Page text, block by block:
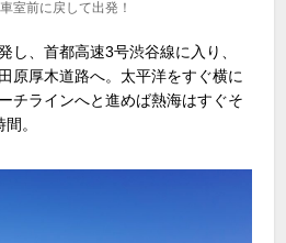
室前に戻して出発！
し、首都高速3号渋谷線に入り、
原厚木道路へ。太平洋をすぐ横に
チラインへと進めば熱海はすぐそ
。